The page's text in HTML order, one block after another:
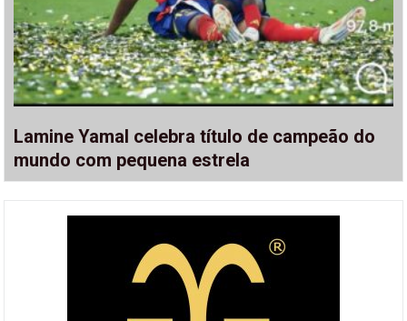
Lamine Yamal celebra título de campeão do
mundo com pequena estrela